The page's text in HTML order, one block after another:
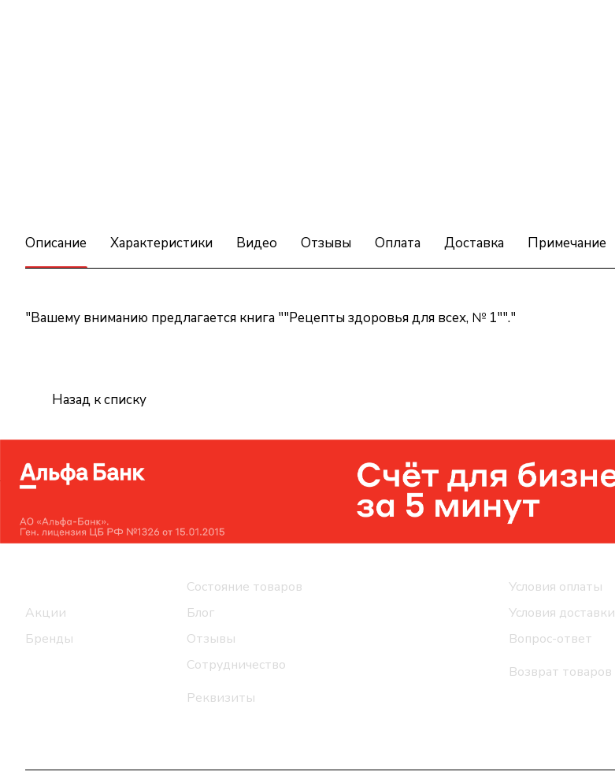
Описание Характеристики Видео Отзывы Оплата Доставка Примечание
"Вашему вниманию предлагается книга ""Рецепты здоровья для всех, № 1""."
Назад к списку
Акции
Бренды
Состояние товаров
Блог
Отзывы
Сотрудничество
Реквизиты
Условия оплаты
Условия доставки
Вопрос-ответ
Возврат товаров